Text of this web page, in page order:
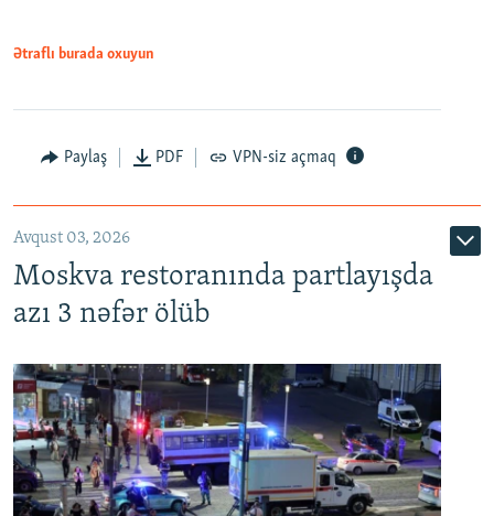
Ətraflı burada oxuyun
Paylaş PDF VPN-siz açmaq
Avqust 03, 2026
Moskva restoranında partlayışda
azı 3 nəfər ölüb